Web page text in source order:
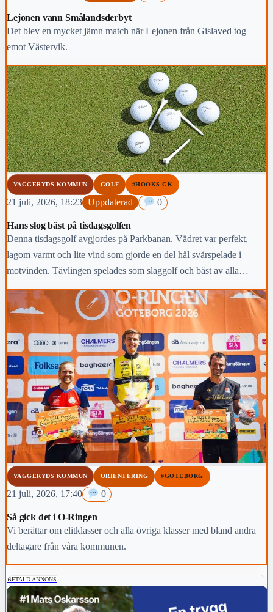
Lejonen vann Smålandsderbyt
Det blev en mycket jämn match när Lejonen från Gislaved tog
emot Västervik.
VAGGERYDS KOMMUN GOLF #HOOKS GK
21 juli, 2026, 18:23 Uppdaterad 0
Hans slog bäst på tisdagsgolfen
Denna tisdagsgolf avgjordes på Parkbanan. Vädret var perfekt,
lagom varmt och lite vind som gjorde en del hål svårspelade i
motvinden. Tävlingen spelades som slaggolf och bäst av alla
lyckades Hans Gustafsson med 70 slag.
VAGGERYDS KOMMUN ORIENTERING #GÖTEBORG
21 juli, 2026, 17:40 0
Så gick det i O-Ringen
Vi berättar om elitklasser och alla övriga klasser med bland andra
deltagare från våra kommunen.
BETALD ANNONS